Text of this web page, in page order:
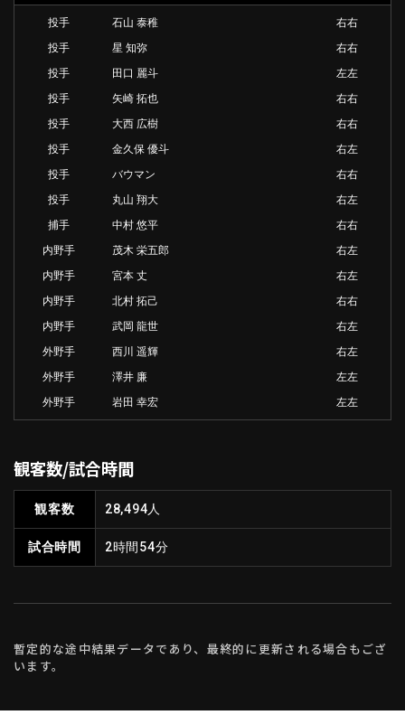
投手 石山 泰稚
右右
投手
星 知弥
右右
投手
田口 麗斗
左左
投手
矢崎 拓也
右右
投手
大西 広樹
右右
投手
金久保 優斗
右左
投手
バウマン
右右
投手
丸山 翔大
右左
捕手
中村 悠平
右右
内野手
茂木 栄五郎
右左
内野手
宮本 丈
右左
内野手
北村 拓己
右右
内野手
武岡 龍世
右左
外野手
西川 遥輝
右左
外野手
澤井 廉
左左
外野手
岩田 幸宏 左左
観客数/試合時間
観客数 28,494人
試合時間 2時間54分
暫定的な途中結果データであり、最終的に更新される場合もござ
います。